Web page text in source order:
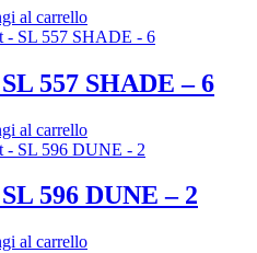
al carrello
557 SHADE – 6
al carrello
596 DUNE – 2
al carrello